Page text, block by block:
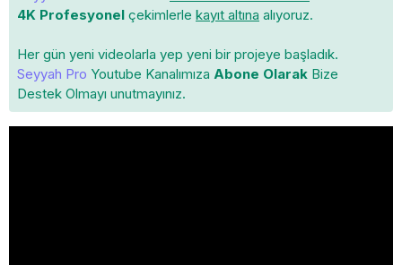
4K Profesyonel çekimlerle kayıt altına alıyoruz.
Her gün yeni videolarla yep yeni bir projeye başladık.
Seyyah Pro Youtube Kanalımıza Abone Olarak Bize
Destek Olmayı unutmayınız.